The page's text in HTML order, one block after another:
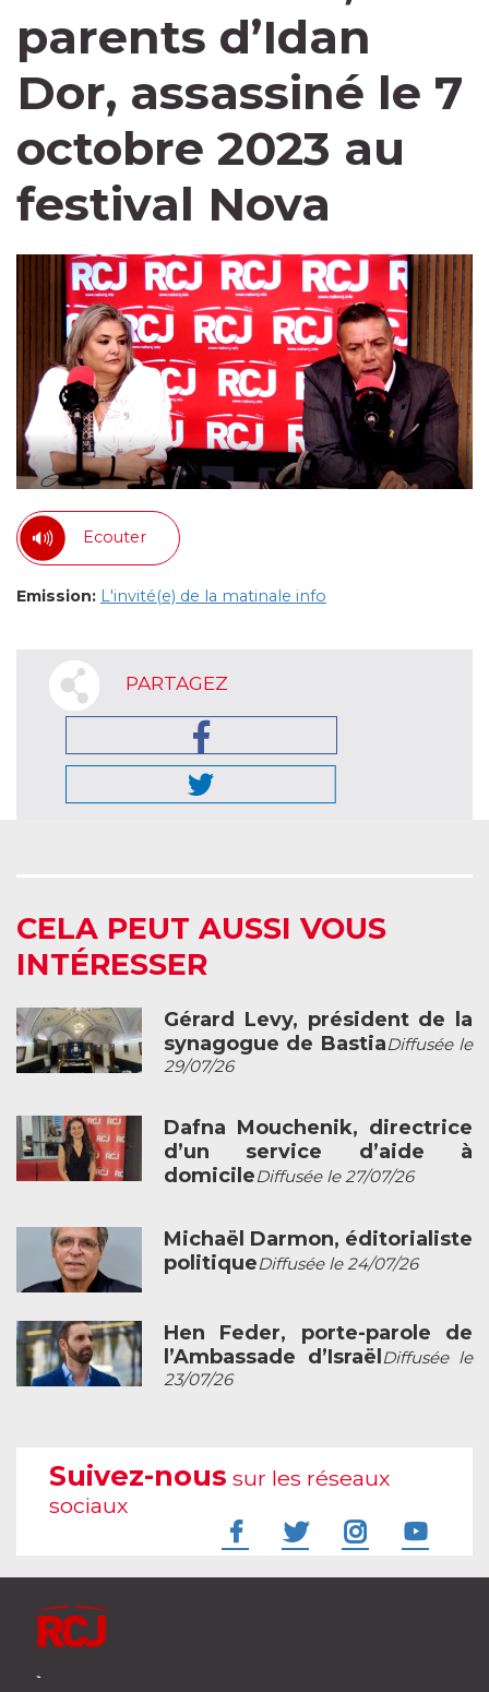
parents d’Idan
Dor, assassiné le 7
octobre 2023 au
festival Nova
Ecouter
Emission: L'invité(e) de la matinale info
PARTAGEZ
CELA PEUT AUSSI VOUS
INTÉRESSER
Gérard Levy, président de la
synagogue de BastiaDiffusée le
29/07/26
Dafna Mouchenik, directrice
d’un service d’aide à
domicileDiffusée le 27/07/26
Michaël Darmon, éditorialiste
politiqueDiffusée le 24/07/26
Hen Feder, porte-parole de
l’Ambassade d’Israël Diffusée le
23/07/26
Suivez-nous sur les réseaux
sociaux